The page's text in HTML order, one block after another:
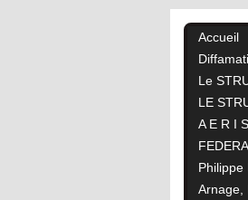
Accueil
Le
LE
A E R I
Philippe
Arnage,